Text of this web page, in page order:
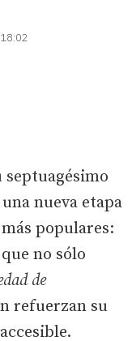
septuagésimo
nueva etapa
populares:
no sólo
de
refuerzan su